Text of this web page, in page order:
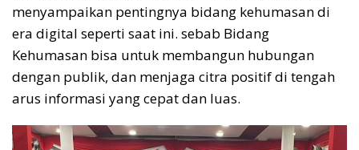
menyampaikan pentingnya bidang kehumasan di
era digital seperti saat ini. sebab Bidang
Kehumasan bisa untuk membangun hubungan
dengan publik, dan menjaga citra positif di tengah
arus informasi yang cepat dan luas.